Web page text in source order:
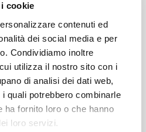
cookie
contenuti ed
dei social media e per
Condividiamo inoltre
utilizza il nostro sito con i
di analisi dei dati web,
quali potrebbero combinarle
ha fornito loro o che hanno
loro servizi.